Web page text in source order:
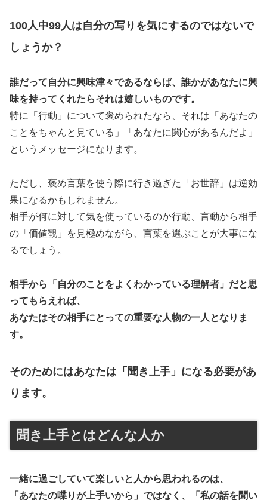
100人中99人は自分の写りを気にするのではないで
しょうか？
誰だって自分に興味津々であるならば、誰かがあなたに興
味を持ってくれたらそれは嬉しいものです。
特に「行動」について褒められたなら、それは「あなたの
ことをちゃんと見ている」「あなたに関心があるんだよ」
というメッセージになります。
ただし、褒め言葉を使う際に行き過ぎた「お世辞」は逆効
果になるかもしれません。
相手が何に対して気を使っているのか行動、言動から相手
の「価値観」を見極めながら、言葉を選ぶことが大事にな
るでしょう。
相手から「自分のことをよくわかっている理解者」だと思
ってもらえれば、
あなたはその相手にとっての重要な人物の一人となりま
す。
そのためにはあなたは「聞き上手」になる必要があ
ります。
聞き上手とはどんな人か
一緒に過ごしていて楽しいと人から思われるのは、
「あなたの喋りが上手いから」ではなく、「私の話を聞い